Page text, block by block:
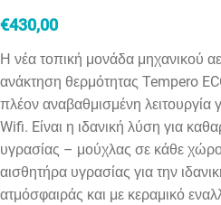
€430,00
Η νέα τοπική μονάδα μηχανικού
ανάκτηση θερμότητας Tempero
πλέον αναβαθμισμένη
Wifi. Eίναι η ιδανική λύση για
υγρασίας – μούχλας σε κάθε
αισθητήρα υγρασίας για την
ατμόσφαιράς και με κεραμικό